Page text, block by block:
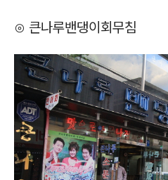
⊙ 큰나루밴댕이회무침